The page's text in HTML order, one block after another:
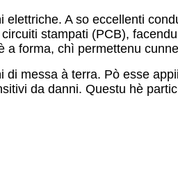
A so eccellenti
stampati (PCB),
forma, chì permettenu
messa à terra. Pò esse
da danni. Questu hè